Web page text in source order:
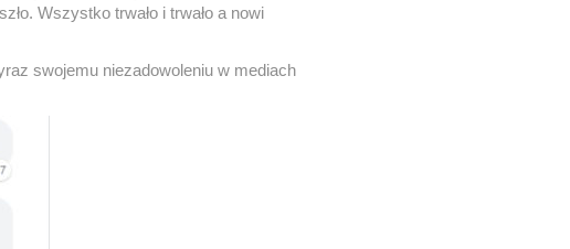
Wszystko trwało i trwało a nowi
swojemu niezadowoleniu w mediach